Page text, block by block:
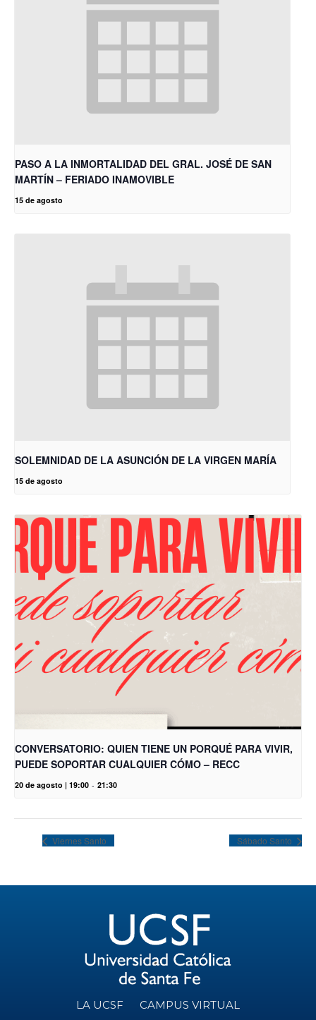
PASO A LA INMORTALIDAD DEL GRAL. JOSÉ DE SAN
MARTÍN – FERIADO INAMOVIBLE
15 de agosto
SOLEMNIDAD DE LA ASUNCIÓN DE LA VIRGEN MARÍA
15 de agosto
CONVERSATORIO: QUIEN TIENE UN PORQUÉ PARA VIVIR,
PUEDE SOPORTAR CUALQUIER CÓMO – RECC
20 de agosto | 19:00 - 21:30
Viernes Santo Sábado Santo
LA UCSF CAMPUS VIRTUAL